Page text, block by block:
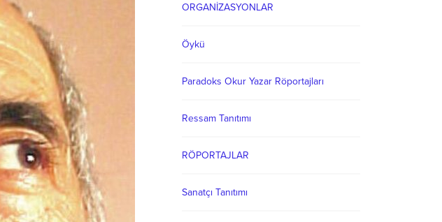
ORGANİZASYONLAR
Öykü
Paradoks Okur Yazar Röportajları
Ressam Tanıtımı
RÖPORTAJLAR
Sanatçı Tanıtımı